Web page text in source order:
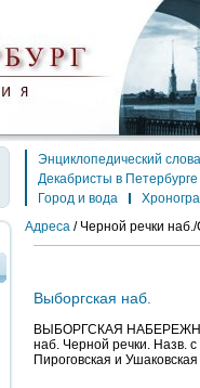
Энциклопедический
Декабристы в Петербурге
Город и вода
Адреса / Черной речки
Выборгская наб.
ВЫБОРГСКАЯ
наб. Черной речки. Назв.
Пироговская и